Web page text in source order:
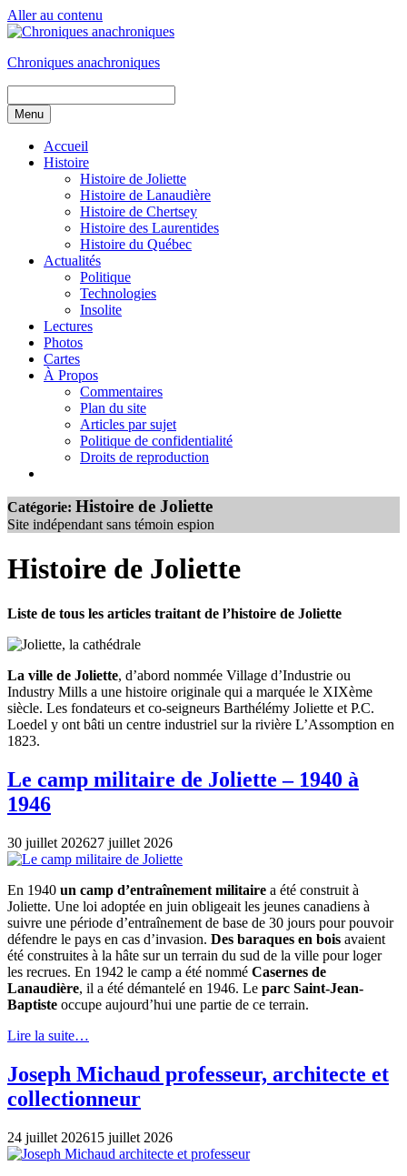
Aller au contenu
Chroniques anachroniques
Menu
Accueil
Histoire
Histoire de Joliette
Histoire de Lanaudière
Histoire de Chertsey
Histoire des Laurentides
Histoire du Québec
Actualités
Politique
Technologies
Insolite
Lectures
Photos
Cartes
À Propos
Commentaires
Plan du site
Articles par sujet
Politique de confidentialité
Droits de reproduction
Catégorie: Histoire de Joliette
Site indépendant sans témoin espion
Histoire de Joliette
Liste de tous les articles traitant de l’histoire de Joliette
La ville de Joliette, d’abord nommée Village d’Industrie ou
Industry Mills a une histoire originale qui a marquée le XIXème
siècle. Les fondateurs et co-seigneurs Barthélémy Joliette et P.C.
Loedel y ont bâti un centre industriel sur la rivière L’Assomption en
1823.
Le camp militaire de Joliette – 1940 à
1946
30 juillet 202627 juillet 2026
En 1940 un camp d’entraînement militaire a été construit à
Joliette. Une loi adoptée en juin obligeait les jeunes canadiens à
suivre une période d’entraînement de base de 30 jours pour pouvoir
défendre le pays en cas d’invasion. Des baraques en bois avaient
été construites à la hâte sur un terrain du sud de la ville pour loger
les recrues. En 1942 le camp a été nommé Casernes de
Lanaudière, il a été démantelé en 1946. Le parc Saint-Jean-
Baptiste occupe aujourd’hui une partie de ce terrain.
Lire la suite…
Joseph Michaud professeur, architecte et
collectionneur
24 juillet 202615 juillet 2026